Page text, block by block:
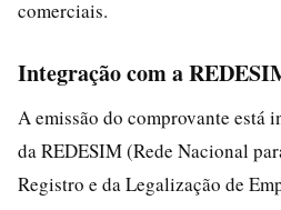
comerciais.
Integração com a
A emissão do comprovante está
da REDESIM (Rede Nacional
Registro e da Legalização de